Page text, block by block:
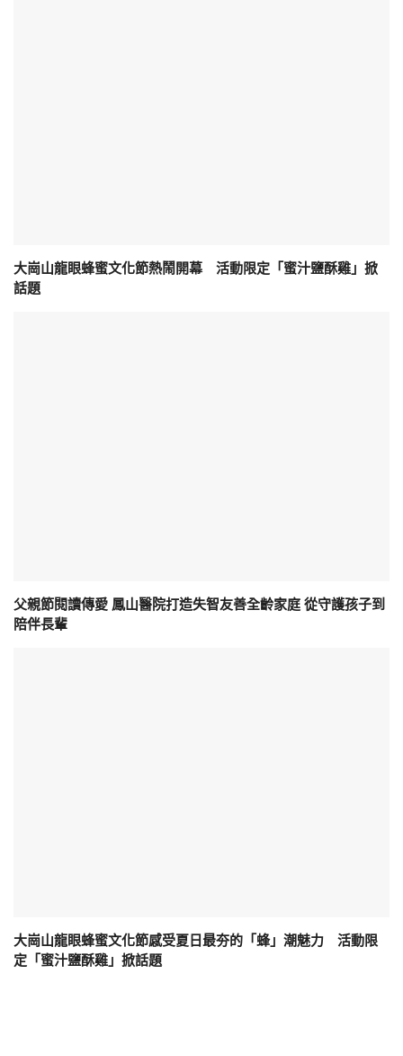
大崗山龍眼蜂蜜文化節熱鬧開幕 活動限定「蜜汁鹽酥雞」掀
話題
父親節閱讀傳愛 鳳山醫院打造失智友善全齡家庭 從守護孩子到
陪伴長輩
大崗山龍眼蜂蜜文化節感受夏日最夯的「蜂」潮魅力 活動限
定「蜜汁鹽酥雞」掀話題